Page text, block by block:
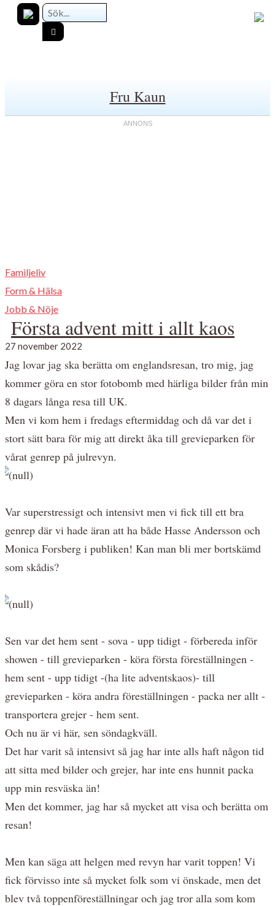
Fru Kaun
Familjeliv
Form & Hälsa
Jobb & Nöje
Första advent mitt i allt kaos
27 november 2022
Jag lovar jag ska berätta om englandsresan, tro mig, jag
kommer göra en stor fotobomb med härliga bilder från min
8 dagars långa resa till UK.
Men vi kom hem i fredags eftermiddag och då var det i
stort sätt bara för mig att direkt åka till grevieparken för
vårat genrep på julrevyn.
Var superstressigt och intensivt men vi fick till ett bra
genrep där vi hade äran att ha både Hasse Andersson och
Monica Forsberg i publiken! Kan man bli mer bortskämd
som skådis?
Sen var det hem sent - sova - upp tidigt - förbereda inför
showen - till grevieparken - köra första föreställningen -
hem sent - upp tidigt -(ha lite adventskaos)- till
grevieparken - köra andra föreställningen - packa ner allt -
transportera grejer - hem sent.
Och nu är vi här, sen söndagkväll.
Det har varit så intensivt så jag har inte alls haft någon tid
att sitta med bilder och grejer, har inte ens hunnit packa
upp min resväska än!
Men det kommer, jag har så mycket att visa och berätta om
resan!
Men kan säga att helgen med revyn har varit toppen! Vi
fick förvisso inte så mycket folk som vi önskade, men det
blev två toppenföreställningar och jag tror alla som kom